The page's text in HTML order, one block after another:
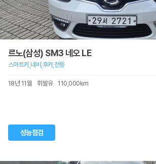
르노(삼성) SM3 네오 LE
스마트키,네비,후카,전동
18년 11월 휘발유 110,000km
성능점검